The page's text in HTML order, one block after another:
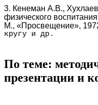
3. Кенеман А.В.,
физического
М., «Просвещение»,
кругу и др.
По теме:
презентации и